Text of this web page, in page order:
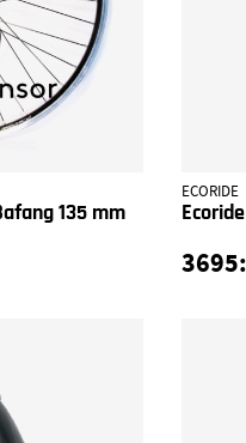
135 mm
ECORIDE